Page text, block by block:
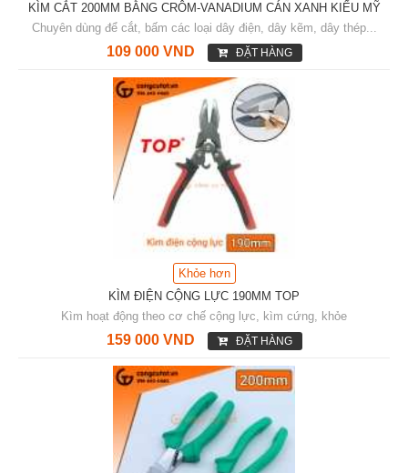
KÌM CẮT 200MM BẰNG CRÔM-VANADIUM CÁN XANH KIỂU MỸ
Chuyên dùng để cắt, bấm các loại dây điện, dây kẽm, dây thép...
109 000 VND ĐẶT HÀNG
Khỏe hơn
KÌM ĐIỆN CỘNG LỰC 190MM TOP
Kìm hoạt động theo cơ chế cộng lực, kìm cứng, khỏe
159 000 VND ĐẶT HÀNG